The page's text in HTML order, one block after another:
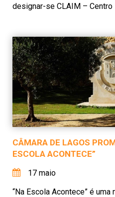
designar-se CLAIM – Centro
CÂMARA DE LAGOS
ESCOLA ACONTECE”
17 maio
“Na Escola Acontece” é